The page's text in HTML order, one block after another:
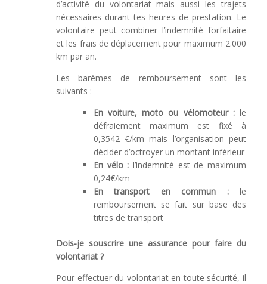
d’activité du volontariat mais aussi les trajets
nécessaires durant tes heures de prestation. Le
volontaire peut combiner l’indemnité forfaitaire
et les frais de déplacement pour maximum 2.000
km par an.
Les barèmes de remboursement sont les
suivants :
En voiture, moto ou vélomoteur :le
défraiement maximum est fixé à
0,3542 €/km mais l’organisation peut
décider d’octroyer un montant inférieur
En vélo : l’indemnité est de maximum
0,24€/km
En transport en commun :le
remboursement se fait sur base des
titres de transport
Dois-je souscrire une assurance pour faire du
volontariat ?
Pour effectuer du volontariat en toute sécurité, il